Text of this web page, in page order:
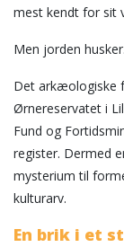
mest kendt for sit
Men jorden husker.
Det arkæologiske
Ørnereservatet i
Fund og
register. Dermed
mysterium til
kulturarv.
En brik i et